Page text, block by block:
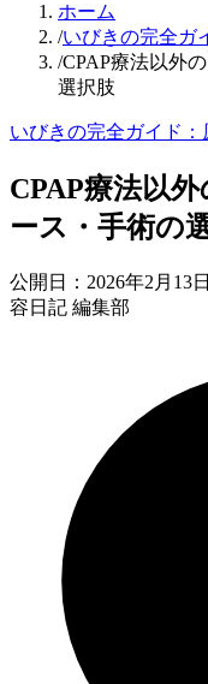
ホーム
/いびきの完全ガ
/CPAP療法以外
選択肢
いびきの完全ガイド
CPAP療法以
ース・手術の
公開日： 2026年2月13日
容日記 編集部